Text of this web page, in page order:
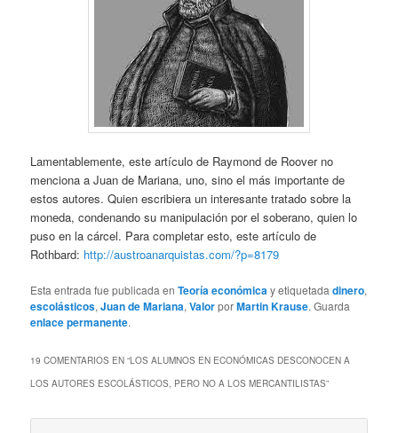
Lamentablemente, este artículo de Raymond de Roover no
menciona a Juan de Mariana, uno, sino el más importante de
estos autores. Quien escribiera un interesante tratado sobre la
moneda, condenando su manipulación por el soberano, quien lo
puso en la cárcel. Para completar esto, este artículo de
Rothbard: http://austroanarquistas.com/?p=8179
Esta entrada fue publicada enTeoría económicay etiquetadadinero,
escolásticos,Juan de Mariana,ValorporMartin Krause. Guarda
enlace permanente.
19 COMENTARIOS EN “LOS ALUMNOS EN ECONÓMICAS DESCONOCEN A
LOS AUTORES ESCOLÁSTICOS, PERO NO A LOS MERCANTILISTAS”